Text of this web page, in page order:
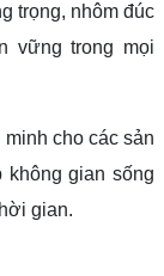
trọng, nhôm đúc
vững trong mọi
cho các sản
không gian sống
gian.